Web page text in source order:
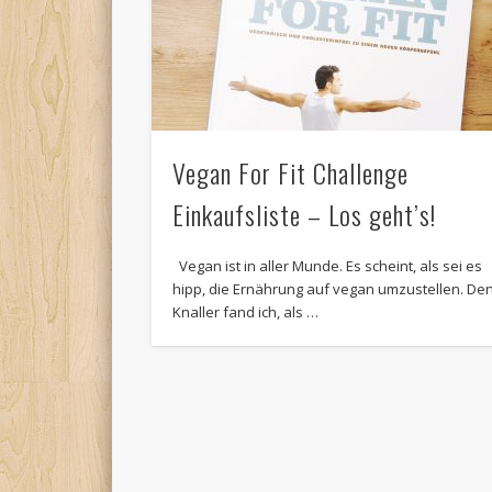
Vegan For Fit Challenge
Einkaufsliste – Los geht’s!
Vegan ist in aller Munde. Es scheint, als sei es
hipp, die Ernährung auf vegan umzustellen.
Knaller fand ich, als …